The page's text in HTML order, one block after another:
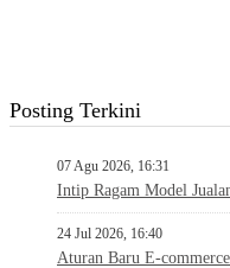
Posting Terkini
07 Agu 2026, 16:31
Intip Ragam Model
24 Jul 2026, 16:40
Aturan Baru E-